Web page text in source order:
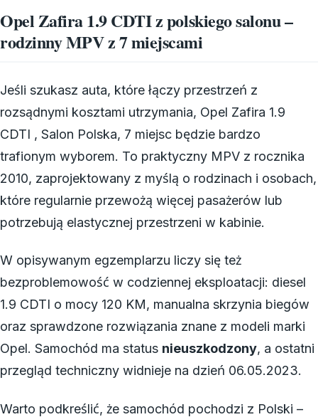
Opel Zafira 1.9 CDTI z polskiego salonu –
rodzinny MPV z 7 miejscami
Jeśli szukasz auta, które łączy przestrzeń z
rozsądnymi kosztami utrzymania, Opel Zafira 1.9
CDTI , Salon Polska, 7 miejsc będzie bardzo
trafionym wyborem. To praktyczny MPV z rocznika
2010, zaprojektowany z myślą o rodzinach i osobach,
które regularnie przewożą więcej pasażerów lub
potrzebują elastycznej przestrzeni w kabinie.
W opisywanym egzemplarzu liczy się też
bezproblemowość w codziennej eksploatacji: diesel
1.9 CDTI o mocy 120 KM, manualna skrzynia biegów
oraz sprawdzone rozwiązania znane z modeli marki
Opel. Samochód ma status nieuszkodzony, a ostatni
przegląd techniczny widnieje na dzień 06.05.2023.
Warto podkreślić, że samochód pochodzi z Polski –